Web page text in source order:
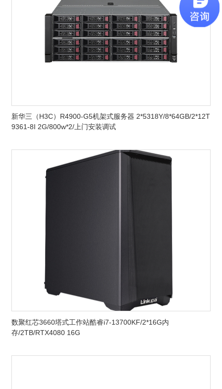
新华三（H3C）R4900-G5机架式服务器 2*5318Y/8*64GB/2*12T
9361-8I 2G/800w*2/上门安装调试
数聚红芯3660塔式工作站酷睿i7-13700KF/2*16G内
存/2TB/RTX4080 16G